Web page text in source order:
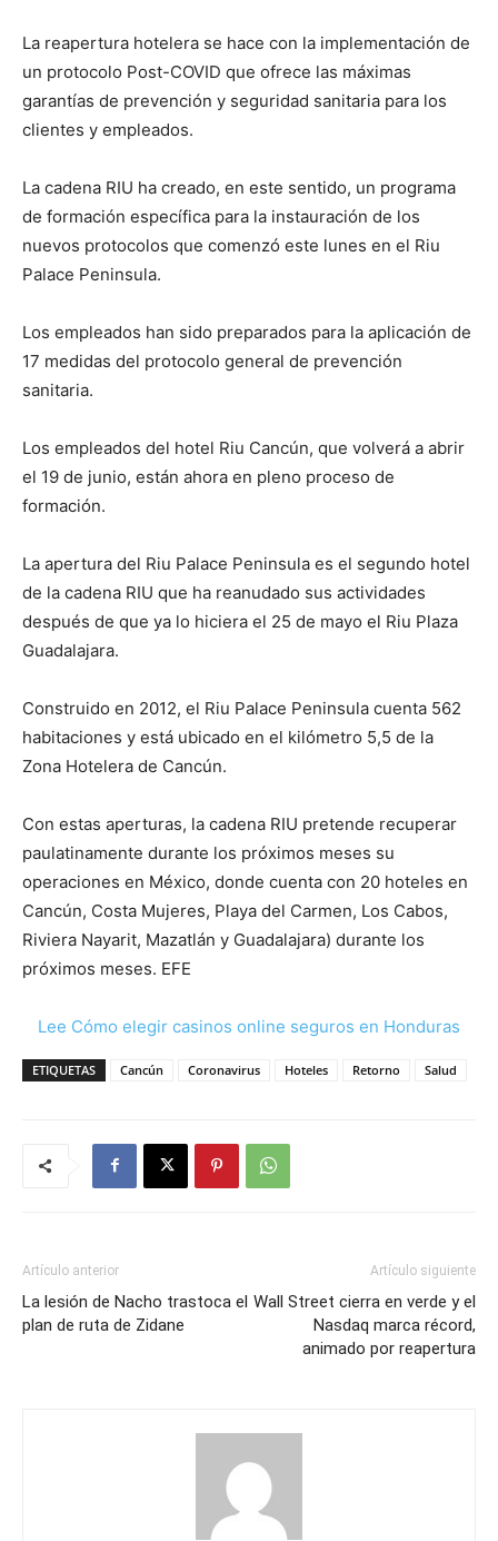
La reapertura hotelera se hace con la implementación de
un protocolo Post-COVID que ofrece las máximas
garantías de prevención y seguridad sanitaria para los
clientes y empleados.
La cadena RIU ha creado, en este sentido, un programa
de formación específica para la instauración de los
nuevos protocolos que comenzó este lunes en el Riu
Palace Peninsula.
Los empleados han sido preparados para la aplicación de
17 medidas del protocolo general de prevención
sanitaria.
Los empleados del hotel Riu Cancún, que volverá a abrir
el 19 de junio, están ahora en pleno proceso de
formación.
La apertura del Riu Palace Peninsula es el segundo hotel
de la cadena RIU que ha reanudado sus actividades
después de que ya lo hiciera el 25 de mayo el Riu Plaza
Guadalajara.
Construido en 2012, el Riu Palace Peninsula cuenta 562
habitaciones y está ubicado en el kilómetro 5,5 de la
Zona Hotelera de Cancún.
Con estas aperturas, la cadena RIU pretende recuperar
paulatinamente durante los próximos meses su
operaciones en México, donde cuenta con 20 hoteles en
Cancún, Costa Mujeres, Playa del Carmen, Los Cabos,
Riviera Nayarit, Mazatlán y Guadalajara) durante los
próximos meses. EFE
Lee Cómo elegir casinos online seguros en Honduras
ETIQUETAS Cancún Coronavirus Hoteles Retorno Salud
Artículo anterior
La lesión de Nacho trastoca el
plan de ruta de Zidane
Artículo siguiente
Wall Street cierra en verde y el
Nasdaq marca récord,
animado por reapertura